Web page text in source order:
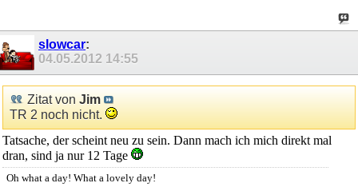
slowcar:
04.05.2012 14:55
Zitat von Jim
TR 2 noch nicht.
Tatsache, der scheint neu zu sein. Dann mach ich mich direkt mal
dran, sind ja nur 12 Tage
Oh what a day! What a lovely day!